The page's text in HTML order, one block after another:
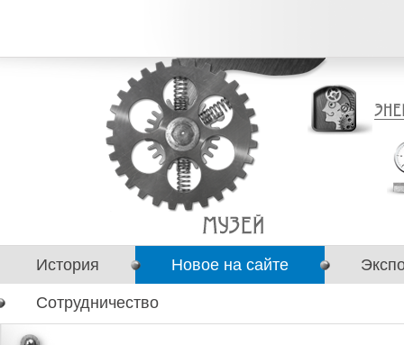
История Новое на сайте
Сотрудничество